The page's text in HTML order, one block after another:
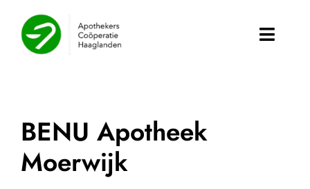
content
Toggle
Informatie
Apotheken
BENU Apotheek
Moerwijk